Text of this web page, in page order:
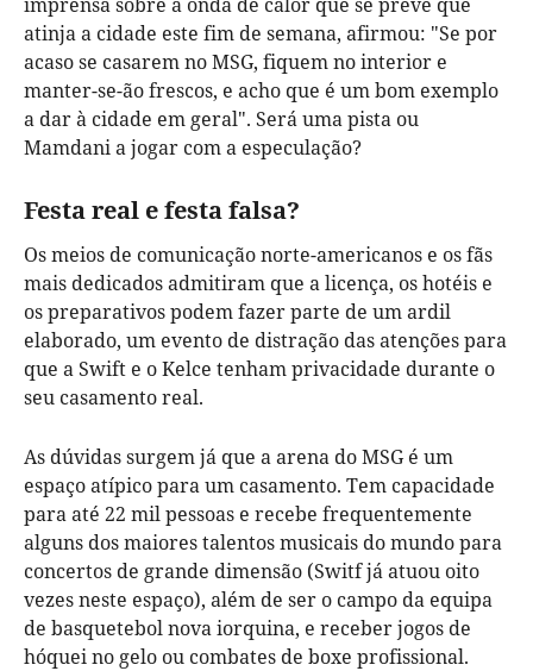
atinja a cidade este fim de semana, afirmou: "Se por
acaso se casarem no MSG, fiquem no interior e
manter-se-ão frescos, e acho que é um bom exemplo
a dar à cidade em geral". Será uma pista ou
Mamdani a jogar com a especulação?
Festa real e festa falsa?
Os meios de comunicação norte-americanos e os fãs
mais dedicados admitiram que a licença, os hotéis e
os preparativos podem fazer parte de um ardil
elaborado, um evento de distração das atenções para
que a Swift e o Kelce tenham privacidade durante o
seu casamento real.
As dúvidas surgem já que a arena do MSG é um
espaço atípico para um casamento. Tem capacidade
para até 22 mil pessoas e recebe frequentemente
alguns dos maiores talentos musicais do mundo para
concertos de grande dimensão (Switf já atuou oito
vezes neste espaço), além de ser o campo da equipa
de basquetebol nova iorquina, e receber jogos de
hóquei no gelo ou combates de boxe profissional.